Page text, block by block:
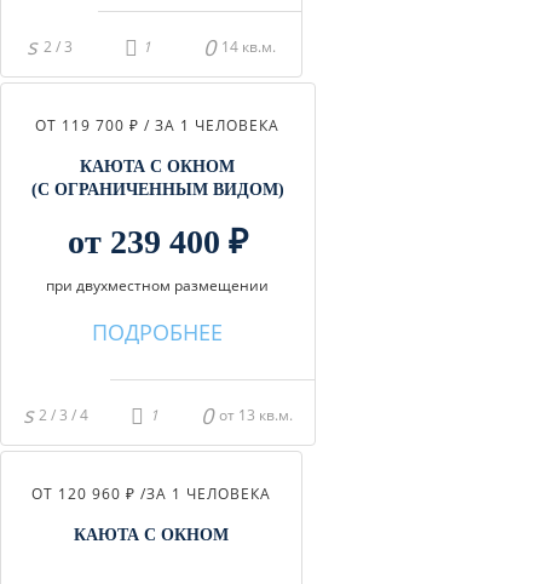
2 / 3 14 кв.м.
ОТ 119 700 ₽ / ЗА 1 ЧЕЛОВЕКА
КАЮТА С ОКНОМ
(С ОГРАНИЧЕННЫМ ВИДОМ)
от 239 400 ₽
при двухместном размещении
ПОДРОБНЕЕ
2 / 3 / 4 от 13 кв.м.
ОТ 120 960 ₽ /ЗА 1 ЧЕЛОВЕКА
КАЮТА С ОКНОМ